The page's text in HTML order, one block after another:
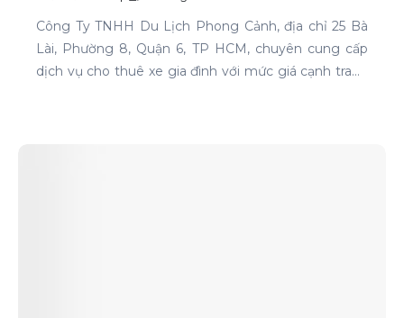
Công Ty TNHH Du Lịch Phong Cảnh, địa chỉ 25 Bà
Lài, Phường 8, Quận 6, TP HCM, chuyên cung cấp
dịch vụ cho thuê xe gia đình với mức giá cạnh tranh